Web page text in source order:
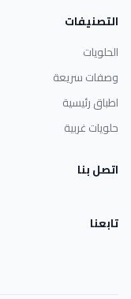
التصنيفات
الحلويات
وصفات سريعة
اطباق رئيسية
حلويات غربية
اتصل بنا
تابعنا